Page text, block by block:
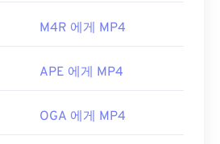
경우 일반적으로 컨테이너의 데
다. 이 문제를 해결하려면
Experts Group(MPEG)
M4R 에게 MP4
APE 에게 MP4
OGA 에게 MP4